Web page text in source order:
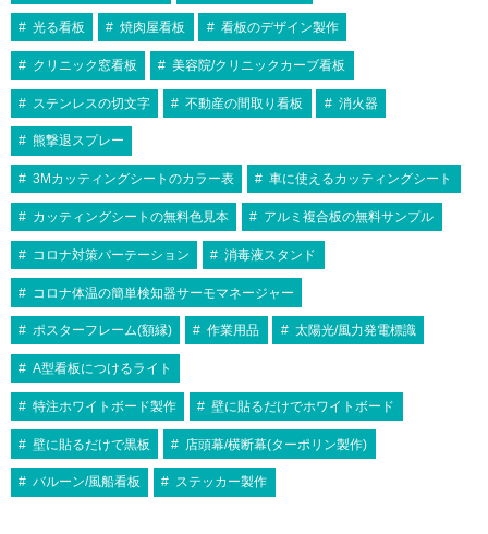
光る看板 焼肉屋看板 看板のデザイン製作
クリニック窓看板 美容院/クリニックカーブ看板
ステンレスの切文字 不動産の間取り看板 消火器
熊撃退スプレー
3Mカッティングシートのカラー表 車に使えるカッティングシート
カッティングシートの無料色見本 アルミ複合板の無料サンプル
コロナ対策パーテーション 消毒液スタンド
コロナ体温の簡単検知器サーモマネージャー
ポスターフレーム(額縁) 作業用品 太陽光/風力発電標識
A型看板につけるライト
特注ホワイトボード製作 壁に貼るだけでホワイトボード
壁に貼るだけで黒板 店頭幕/横断幕(ターポリン製作)
バルーン/風船看板 ステッカー製作